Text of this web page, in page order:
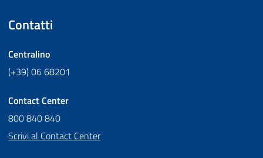
Contatti
Centralino
(+39) 06 68201
Contact Center
800 840 840
Scrivi al Contact Center